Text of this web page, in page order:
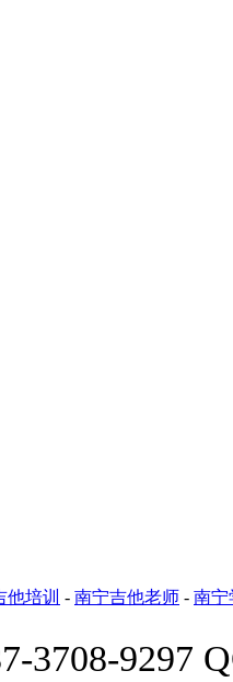
他培训 - 南宁吉他老师 - 南宁
3708-9297